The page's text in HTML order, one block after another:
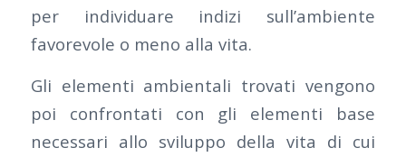
per individuare indizi sull’ambiente
favorevole o meno alla vita.
Gli elementi ambientali trovati vengono
poi confrontati con gli elementi base
necessari allo sviluppo della vita di cui